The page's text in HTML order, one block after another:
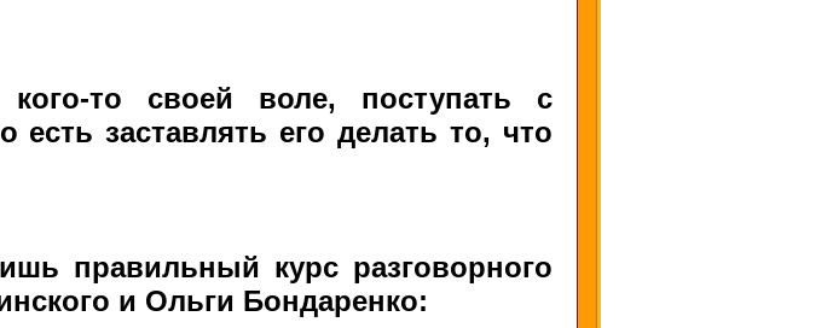
то своей воле, поступать с
есть заставлять его делать то, что
правильный курс разговорного
и Ольги Бондаренко: